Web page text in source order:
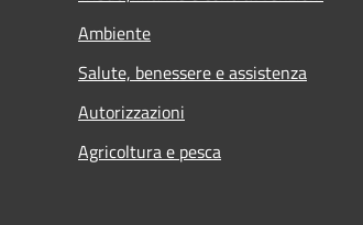
Ambiente
Salute, benessere e assistenza
Autorizzazioni
Agricoltura e pesca